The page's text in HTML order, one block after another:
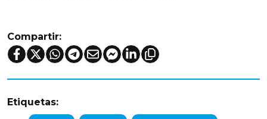
Compartir:
Etiquetas: